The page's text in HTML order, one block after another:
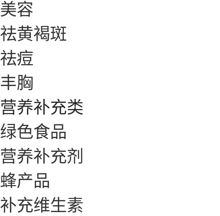
美容
祛黄褐斑
祛痘
丰胸
营养补充类
绿色食品
营养补充剂
蜂产品
补充维生素